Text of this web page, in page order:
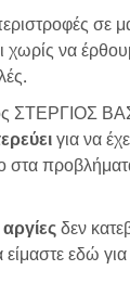
σε
χωρίς να
ΣΤΕΡΓΙΟΣ
για να
στα
αργίεςδεν
είμαστε εδώ